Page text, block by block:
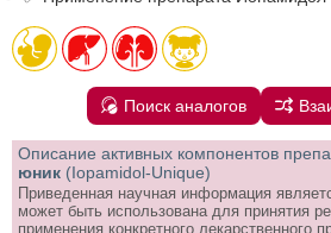
Поиск аналогов
Описание активных компонентов
юник (Iopamidol-Unique)
Приведенная научная информация
может быть использована для принятия
применения конкретного лекарственного